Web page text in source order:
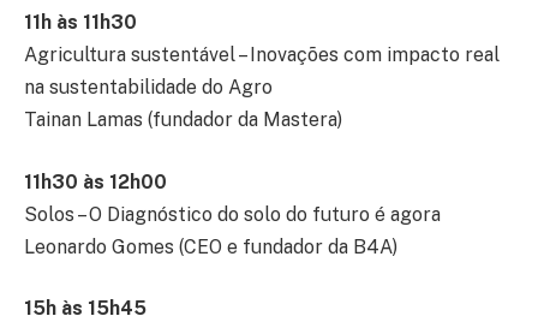
11h às 11h30
Agricultura sustentável – Inovações com impacto real
na sustentabilidade do Agro
Tainan Lamas (fundador da Mastera)
11h30 às 12h00
Solos – O Diagnóstico do solo do futuro é agora
Leonardo Gomes (CEO e fundador da B4A)
15h às 15h45